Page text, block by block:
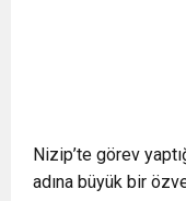
Nizip’te görev
adına büyük bir